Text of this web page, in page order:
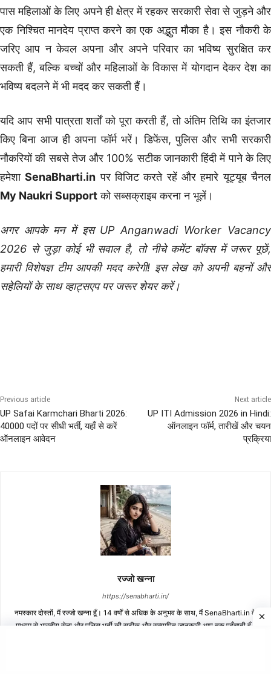
पास महिलाओं के लिए अपने ही क्षेत्र में रहकर सरकारी सेवा से जुड़ने और
एक निश्चित मानदेय प्राप्त करने का एक अद्भुत मौका है। इस नौकरी के
जरिए आप न केवल अपना और अपने परिवार का भविष्य सुरक्षित कर
सकती हैं, बल्कि बच्चों और महिलाओं के विकास में योगदान देकर देश का
भविष्य बदलने में भी मदद कर सकती हैं।
यदि आप सभी पात्रता शर्तों को पूरा करती हैं, तो अंतिम तिथि का इंतजार
किए बिना आज ही अपना फॉर्म भरें। डिफेंस, पुलिस और सभी सरकारी
नौकरियों की सबसे तेज और 100% सटीक जानकारी हिंदी में पाने के लिए
हमेशाSenaBharti.in पर विजिट करते रहें और हमारे यूट्यूब चैनल
My Naukri Supportको सब्सक्राइब करना न भूलें।
अगर आपके मन में इस UP Anganwadi Worker Vacancy
2026 से जुड़ा कोई भी सवाल है, तो नीचे कमेंट बॉक्स में जरूर पूछें,
हमारी विशेषज्ञ टीम आपकी मदद करेगी! इस लेख को अपनी बहनों और
सहेलियों के साथ व्हाट्सएप पर जरूर शेयर करें।
Previous article
UP Safai Karmchari Bharti 2026:
40000 पदों पर सीधी भर्ती, यहाँ से करें
ऑनलाइन आवेदन
Next article
UP ITI Admission 2026 in Hindi:
ऑनलाइन फॉर्म, तारीखें और चयन
प्रक्रिया
रज्जो खन्ना
https://senabharti.in/
नमस्कार दोस्तों, मैं रज्जो खन्ना हूँ। 14 वर्षों से अधिक के अनुभव के साथ, मैं SenaBharti.in के
माध्यम से भारतीय सेना और पुलिस भर्ती की सटीक और सत्यापित जानकारी आप तक पहुँचाती हूँ।